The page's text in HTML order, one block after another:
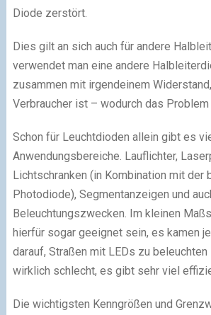
Diode zerstört.
Dies gilt an sich auch für andere
verwendet man eine andere
zusammen mit irgendeinem
Verbraucher ist – wodurch das
Schon für Leuchtdioden allein gibt es
Anwendungsbereiche. Lauflichter,
Lichtschranken (in Kombination mit der
Photodiode), Segmentanzeigen und
Beleuchtungszwecken. Im kleinen
hierfür sogar geeignet sein, es kamen
darauf, Straßen mit LEDs zu
wirklich schlecht, es gibt sehr viel
Die wichtigsten Kenngrößen und